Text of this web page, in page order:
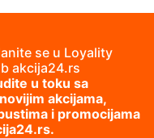
se u Loyality
akcija24.rs
u toku sa
akcijama,
i promocijama